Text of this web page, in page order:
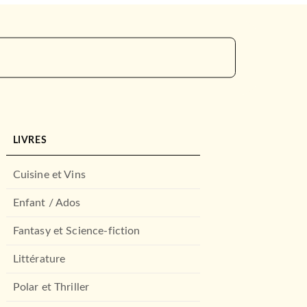
LIVRES
Cuisine et Vins
Enfant / Ados
Fantasy et Science-fiction
Littérature
Polar et Thriller